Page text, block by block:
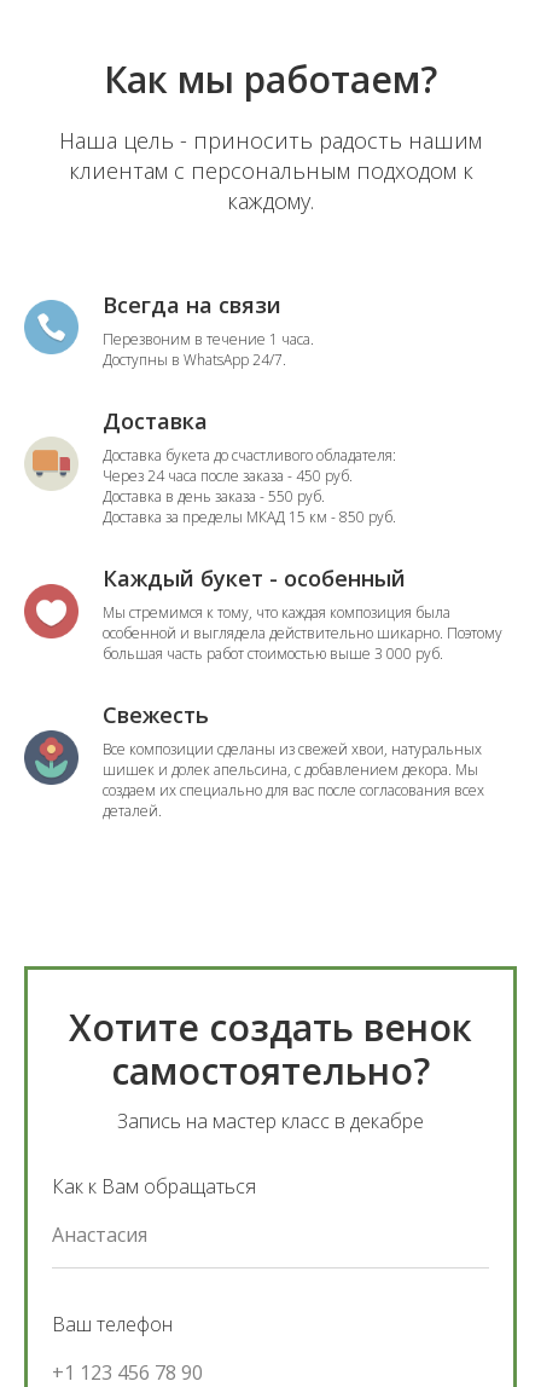
Как мы работаем?
Наша цель - приносить радость нашим
клиентам с персональным подходом к
каждому.
Всегда на связи
Перезвоним в течение 1 часа.
Доступны в WhatsApp 24/7.
Доставка
Доставка букета до счастливого обладателя:
Через 24 часа после заказа - 450 руб.
Доставка в день заказа - 550 руб.
Доставка за пределы МКАД 15 км - 850 руб.
Каждый букет - особенный
Мы стремимся к тому, что каждая композиция была
особенной и выглядела действительно шикарно. Поэтому
большая часть работ стоимостью выше 3 000 руб.
Свежесть
Все композиции сделаны из свежей хвои, натуральных
шишек и долек апельсина, с добавлением декора. Мы
создаем их специально для вас после согласования всех
деталей.
Хотите создать венок
самостоятельно?
Запись на мастер класс в декабре
Как к Вам обращаться
Анастасия
Ваш телефон
+1 123 456 78 90